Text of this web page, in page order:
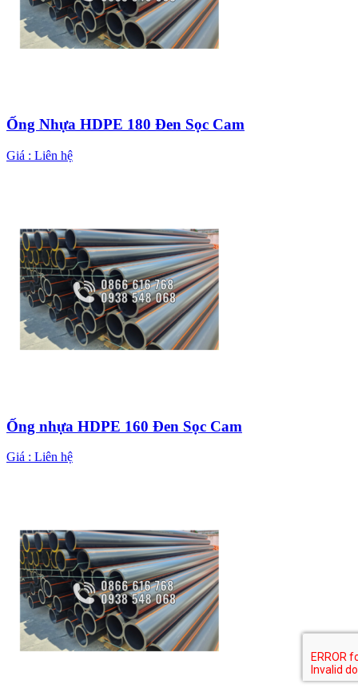
Ống Nhựa HDPE 180 Đen Sọc Cam
Giá : Liên hệ
Ống nhựa HDPE 160 Đen Sọc Cam
Giá : Liên hệ